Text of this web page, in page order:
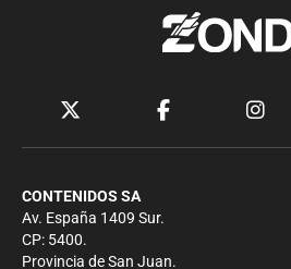
CONTENIDOS SA
Av. España 1409 Sur.
CP: 5400.
Provincia de San Juan.